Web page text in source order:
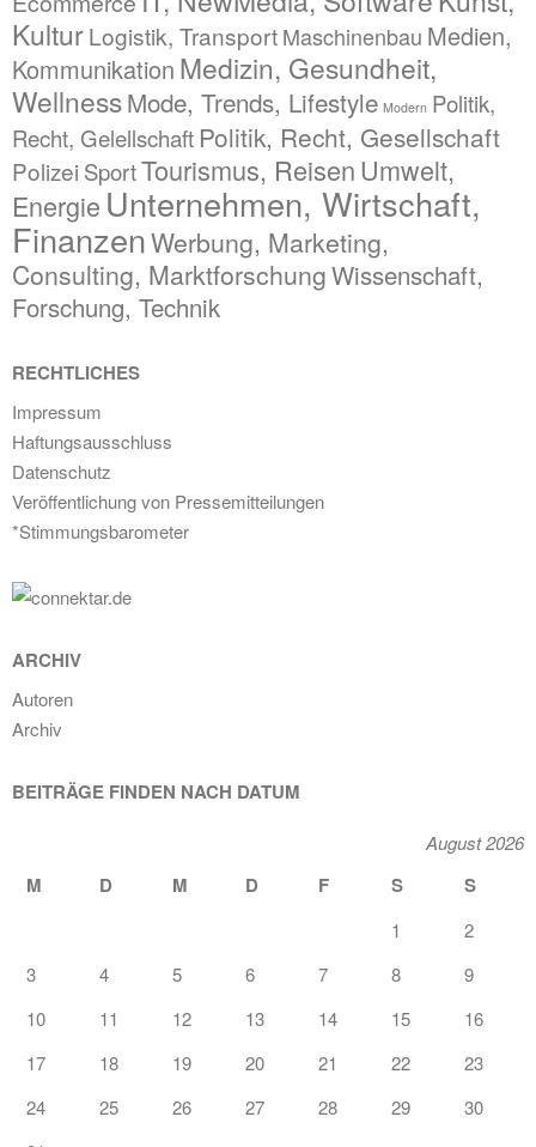
KulturLogistik, TransportMaschinenbau Medien,
Kommunikation Medizin, Gesundheit,
WellnessMode, Trends, Lifestyle Modern Politik,
Recht, Gelellschaft Politik, Recht, Gesellschaft
Polizei SportTourismus, Reisen Umwelt,
Energie Unternehmen, Wirtschaft,
FinanzenWerbung, Marketing,
Consulting, MarktforschungWissenschaft,
Forschung, Technik
RECHTLICHES
Impressum
Haftungsausschluss
Datenschutz
Veröffentlichung von Pressemitteilungen
*Stimmungsbarometer
ARCHIV
Autoren
Archiv
BEITRÄGE FINDEN NACH DATUM
August 2026
M D M D F S S
1
2
3
4 5 6 7 8
9
10
11 12 13 14 15
16
17
18 19 20 21 22
23
24
25 26 27 28 29
30